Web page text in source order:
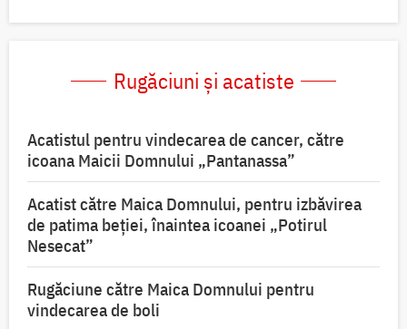
Rugăciuni și acatiste
Acatistul pentru vindecarea de cancer, către
icoana Maicii Domnului „Pantanassa”
Acatist către Maica Domnului, pentru izbăvirea
de patima beției, înaintea icoanei „Potirul
Nesecat”
Rugăciune către Maica Domnului pentru
vindecarea de boli